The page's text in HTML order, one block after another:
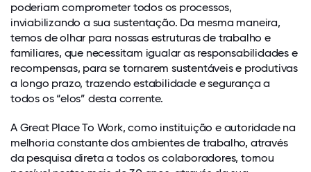
poderiam comprometer todos os processos,
inviabilizando a sua sustentação. Da mesma maneira,
temos de olhar para nossas estruturas de trabalho e
familiares, que necessitam igualar as responsabilidades e
recompensas, para se tornarem sustentáveis e produtivas
a longo prazo, trazendo estabilidade e segurança a
todos os “elos” desta corrente.
A Great Place To Work, como instituição e autoridade na
melhoria constante dos ambientes de trabalho, através
da pesquisa direta a todos os colaboradores, tornou